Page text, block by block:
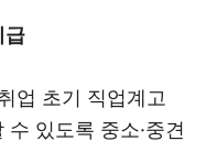
급
업 초기 직업계고
있도록 중소·중견